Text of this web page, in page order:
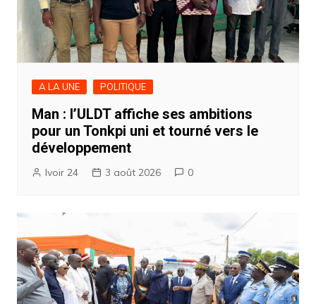
A LA UNE POLITIQUE
Man : l’ULDT affiche ses ambitions
pour un Tonkpi uni et tourné vers le
développement
Ivoir 24 3 août 2026 0